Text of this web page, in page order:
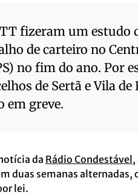
fizeram um
de carteiro no
no fim do ano. Por
de Sertã e Vila
em greve.
da Rádio Condestável,
duas semanas
lei.